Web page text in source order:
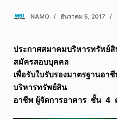
NAMO ธันวาคม 5, 2017
ประกาศสมาคมบริหารทรัพย์สิ
สมัครสอบบุคคล
เพื่อรับใบรับรองมาตรฐานอ
บริหารทรัพย์สิน
อาชีพ ผู้จัดการอาคาร ชั้น 4